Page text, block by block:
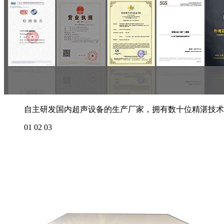
自主研发国内超声设备的生产厂家，拥有数十位精湛技
01 02 03